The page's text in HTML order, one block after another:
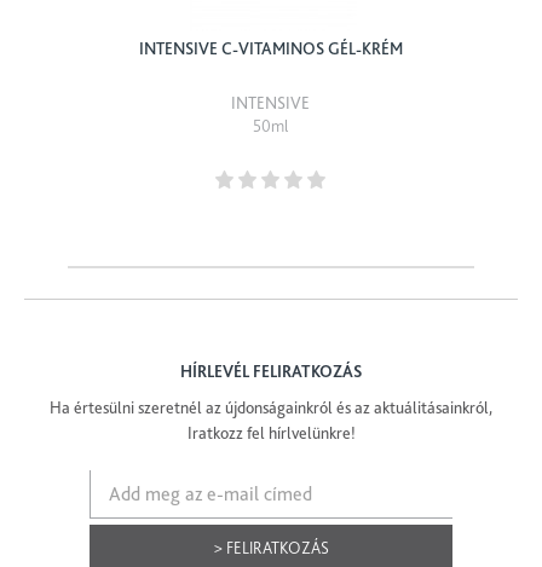
INTENSIVE C-VITAMINOS GÉL-KRÉM
INTENSIVE
50ml
HÍRLEVÉL FELIRATKOZÁS
Ha értesülni szeretnél az újdonságainkról és az aktuálitásainkról,
Iratkozz fel hírlvelünkre!
> FELIRATKOZÁS